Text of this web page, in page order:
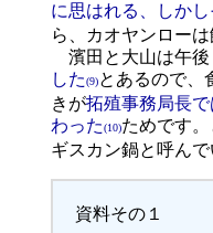
に思はれる、しか
ら、カオヤンロー
濱田と大山は午後
した(9)とあるので、
きが拓殖事務局長
わった(10)ためです
ギスカン鍋と呼んで
資料その１